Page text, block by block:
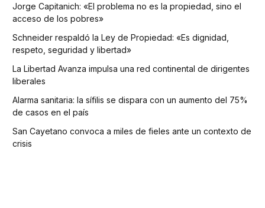
Jorge Capitanich: «El problema no es la propiedad, sino el
acceso de los pobres»
Schneider respaldó la Ley de Propiedad: «Es dignidad,
respeto, seguridad y libertad»
La Libertad Avanza impulsa una red continental de dirigentes
liberales
Alarma sanitaria: la sífilis se dispara con un aumento del 75%
de casos en el país
San Cayetano convoca a miles de fieles ante un contexto de
crisis